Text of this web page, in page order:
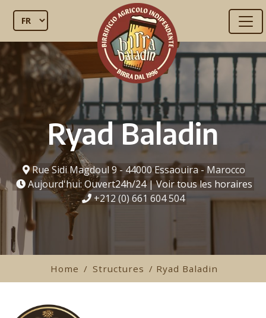
Ryad Baladin
Rue Sidi Magdoul 9 - 44000 Essaouira - Marocco
Aujourd'hui:Ouvert24h/24|Voir tous les horaires
+212 (0) 661 604 504
Home / Structures / Ryad Baladin